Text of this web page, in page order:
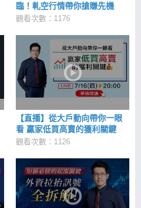
臨！軋空行情帶你搶賺先機
觀看次數：1176
【直播】從大戶動向帶你一眼
看 贏家低買高賣的獲利關鍵
觀看次數：1126